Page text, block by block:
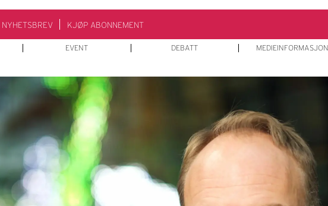
NYHETSBREV KJØP ABONNEMENT
EVENT DEBATT MEDIEINFORMASJON